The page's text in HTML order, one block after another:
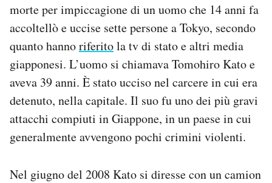
CALENDARIO
AREA PERSONALE
Area Personale
Newsletter
Notifiche mobile
Regala il Post
Hai bisogno di aiuto?
morte per impiccagione di un uomo che 14 anni fa
accoltellò e uccise sette persone a Tokyo, secondo
quanto hannoriferitola tv di stato e altri media
giapponesi. L’uomo si chiamava Tomohiro Kato e
aveva 39 anni. È stato ucciso nel carcere in cui era
detenuto, nella capitale. Il suo fu uno dei più gravi
attacchi compiuti in Giappone, in un paese in cui
generalmente avvengono pochi crimini violenti.
Nel giugno del 2008 Kato si diresse con un camion